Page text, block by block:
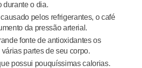
durante o dia.
pelos refrigerantes, o café
da pressão arterial.
fonte de antioxidantes os
partes de seu corpo.
possui pouquíssimas calorias.